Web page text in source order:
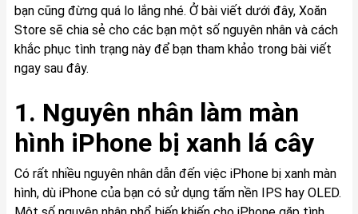
bạn cũng đừng quá lo lắng nhé. Ở bài viết dưới đây, Xoăn
Store sẽ chia sẻ cho các bạn một số nguyên nhân và cách
khắc phục tình trạng này để bạn tham khảo trong bài viết
ngay sau đây.
1. Nguyên nhân làm màn
hình iPhone bị xanh lá cây
Có rất nhiều nguyên nhân dẫn đến việc iPhone bị xanh màn
hình, dù iPhone của bạn có sử dụng tấm nền IPS hay OLED.